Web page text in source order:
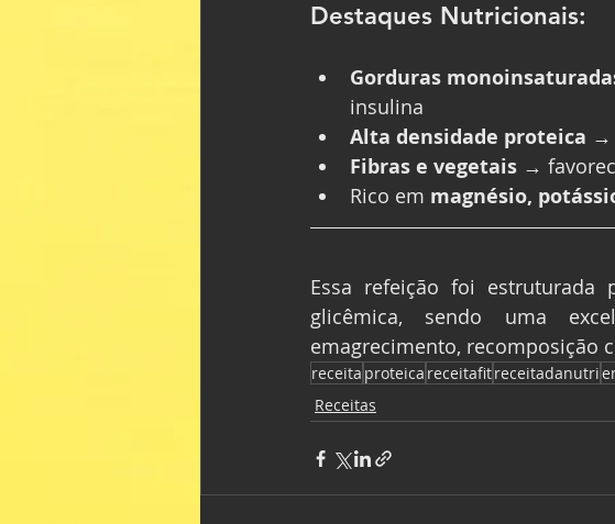
Destaques Nutricionais:
Gorduras
insulina
Alta densidade proteica →
Fibras e vegetais →
Rico em magnésio,
Essa refeição foi estruturada
glicêmica, sendo uma
emagrecimento, recomposição
receita proteica receitafitreceitadanutri
Receitas